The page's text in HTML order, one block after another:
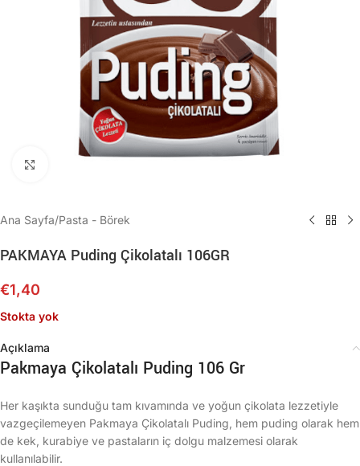
Ana Sayfa/Pasta - Börek
PAKMAYA Puding Çikolatalı 106GR
€1,40
Stokta yok
Açıklama
Pakmaya Çikolatalı Puding 106 Gr
Her kaşıkta sunduğu tam kıvamında ve yoğun çikolata lezzetiyle
vazgeçilemeyen Pakmaya Çikolatalı Puding, hem puding olarak hem
de kek, kurabiye ve pastaların iç dolgu malzemesi olarak
kullanılabilir.